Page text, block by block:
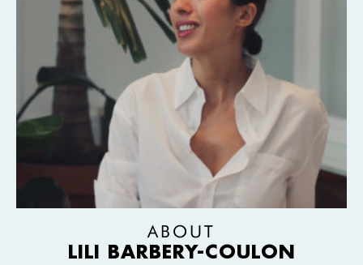
ABOUT
LILI BARBERY-COULON